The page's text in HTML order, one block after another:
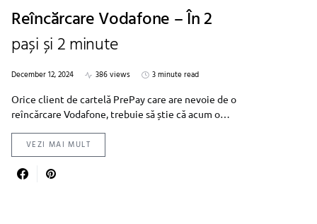
Reîncărcare Vodafone – În 2
pași și 2 minute
December 12, 2024 386 views
3 minute read
Orice client de cartelă PrePay care are nevoie de o
reîncărcare Vodafone, trebuie să știe că acum o…
VEZI MAI MULT